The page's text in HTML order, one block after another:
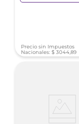
Precio sin Impuestos
Nacionales: $ 3044,89